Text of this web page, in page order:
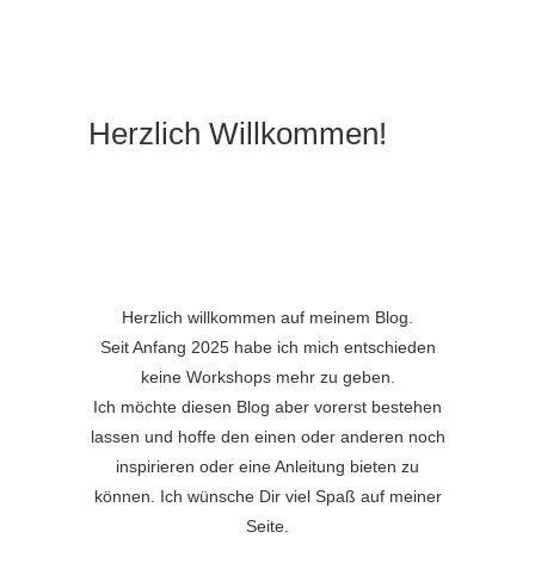
Herzlich Willkommen!
Herzlich willkommen auf meinem Blog.
Seit Anfang 2025 habe ich mich entschieden
keine Workshops mehr zu geben.
Ich möchte diesen Blog aber vorerst bestehen
lassen und hoffe den einen oder anderen noch
inspirieren oder eine Anleitung bieten zu
können. Ich wünsche Dir viel Spaß auf meiner
Seite.